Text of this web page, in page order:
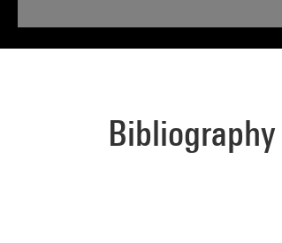
Bibliography